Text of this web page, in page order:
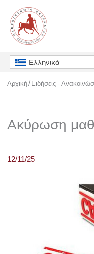
περιεχόμενο
Ελληνικά
Αρχική Ειδήσεις -
Ακύρωση
12/11/25